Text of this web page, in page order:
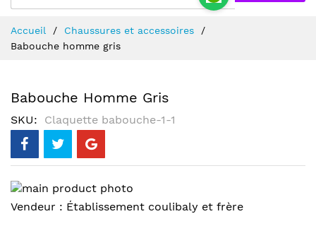
au
contenu
Accueil
Chaussures et accessoires
Babouche homme gris
Babouche Homme Gris
SKU Claquette babouche-1-1
Skip
to
Skip
Vendeur : Établissement coulibaly et frère